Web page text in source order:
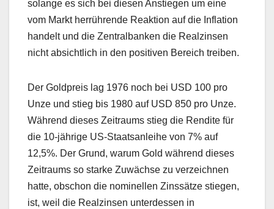
solange es sich bei diesen Anstiegen um eine
vom Markt herrührende Reaktion auf die Inflation
handelt und die Zentralbanken die Realzinsen
nicht absichtlich in den positiven Bereich treiben.
Der Goldpreis lag 1976 noch bei USD 100 pro
Unze und stieg bis 1980 auf USD 850 pro Unze.
Während dieses Zeitraums stieg die Rendite für
die 10-jährige US-Staatsanleihe von 7% auf
12,5%. Der Grund, warum Gold während dieses
Zeitraums so starke Zuwächse zu verzeichnen
hatte, obschon die nominellen Zinssätze stiegen,
ist, weil die Realzinsen unterdessen in